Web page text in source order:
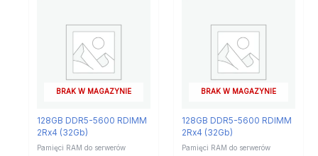
BRAK W MAGAZYNIE
128GB DDR5-5600 RDIMM
2Rx4 (32Gb)
Pamięci RAM do serwerów
BRAK W MAGAZYNIE
128GB DDR5-5600 RDIMM
2Rx4 (32Gb)
Pamięci RAM do serwerów